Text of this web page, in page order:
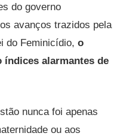
do governo
avanços trazidos pela
do Feminicídio, o
alarmantes de
nunca foi apenas
ou aos